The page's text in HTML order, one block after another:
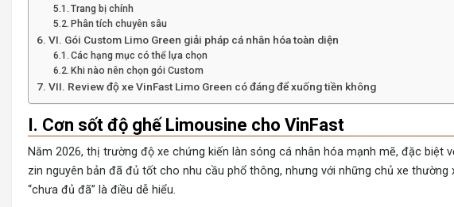
Trang bị chính
Phân tích chuyên sâu
VI. Gói Custom Limo Green giải pháp cá nhân hóa toàn diện
Các hạng mục có thể lựa chọn
Khi nào nên chọn gói Custom
VII. Review độ xe VinFast Limo Green có đáng để xuống tiền không
I. Cơn sốt độ ghế Limousine cho VinFast
Năm 2026, thị trường độ xe chứng kiến làn sóng cá nhân hóa mạnh mẽ, đặc biệt
zin nguyên bản đã đủ tốt cho nhu cầu phổ thông, nhưng với những chủ xe
“chưa đủ đã” là điều dễ hiểu.